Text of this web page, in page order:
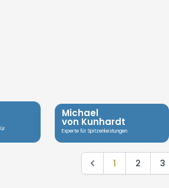
Michael
von Kunhardt
Experte für Spitzenleistungen
1 2 3